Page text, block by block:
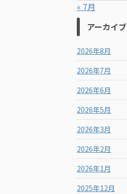
« 7月
アーカイブ
2026年8月
2026年7月
2026年6月
2026年5月
2026年3月
2026年2月
2026年1月
2025年12月